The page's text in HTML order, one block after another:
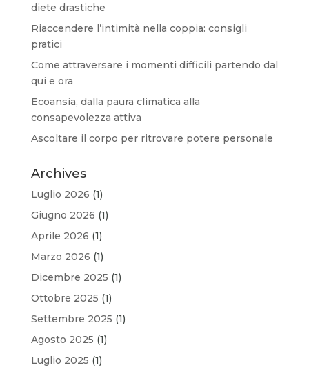
diete drastiche
Riaccendere l’intimità nella coppia: consigli
pratici
Come attraversare i momenti difficili partendo dal
qui e ora
Ecoansia, dalla paura climatica alla
consapevolezza attiva
Ascoltare il corpo per ritrovare potere personale
Archives
Luglio 2026 (1)
Giugno 2026 (1)
Aprile 2026 (1)
Marzo 2026 (1)
Dicembre 2025 (1)
Ottobre 2025 (1)
Settembre 2025 (1)
Agosto 2025 (1)
Luglio 2025 (1)